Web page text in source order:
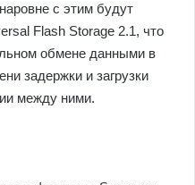
с этим будут
Flash Storage 2.1, что
обмене данными в
задержки и загрузки
между ними.